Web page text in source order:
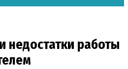
недостатки работы